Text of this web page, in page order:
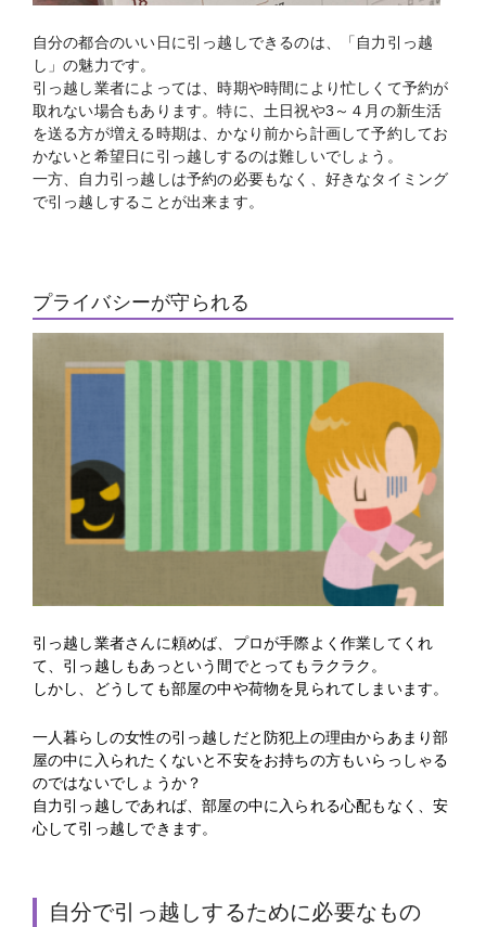
自分の都合のいい日に引っ越しできるのは、「自力引っ越
し」の魅力です。
引っ越し業者によっては、時期や時間により忙しくて予約が
取れない場合もあります。特に、土日祝や3～４月の新生活
を送る方が増える時期は、かなり前から計画して予約してお
かないと希望日に引っ越しするのは難しいでしょう。
一方、自力引っ越しは予約の必要もなく、好きなタイミング
で引っ越しすることが出来ます。
プライバシーが守られる
引っ越し業者さんに頼めば、プロが手際よく作業してくれ
て、引っ越しもあっという間でとってもラクラク。
しかし、どうしても部屋の中や荷物を見られてしまいます。
一人暮らしの女性の引っ越しだと防犯上の理由からあまり部
屋の中に入られたくないと不安をお持ちの方もいらっしゃる
のではないでしょうか？
自力引っ越しであれば、部屋の中に入られる心配もなく、安
心して引っ越しできます。
自分で引っ越しするために必要なもの